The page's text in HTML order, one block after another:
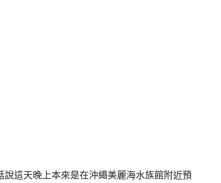
說這天晚上本來是在沖繩美麗海水族館附近預